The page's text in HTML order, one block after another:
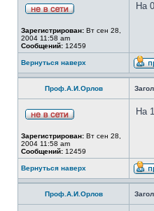
Зарегистрирован: Вт сен 28,
2004 11:58 am
Сообщений: 12459
На
Вернуться наверх
Проф.А.И.Орлов
Зарегистрирован: Вт сен 28,
2004 11:58 am
Сообщений: 12459
На
Вернуться наверх
Проф.А.И.Орлов